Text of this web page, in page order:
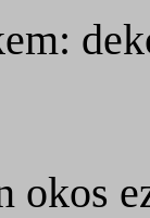
okos